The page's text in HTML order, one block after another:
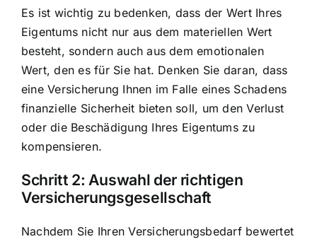
Es ist wichtig zu bedenken, dass der Wert Ihres
Eigentums nicht nur aus dem materiellen Wert
besteht, sondern auch aus dem emotionalen
Wert, den es für Sie hat. Denken Sie daran, dass
eine Versicherung Ihnen im Falle eines Schadens
finanzielle Sicherheit bieten soll, um den Verlust
oder die Beschädigung Ihres Eigentums zu
kompensieren.
Schritt 2: Auswahl der richtigen
Versicherungsgesellschaft
Nachdem Sie Ihren Versicherungsbedarf bewertet